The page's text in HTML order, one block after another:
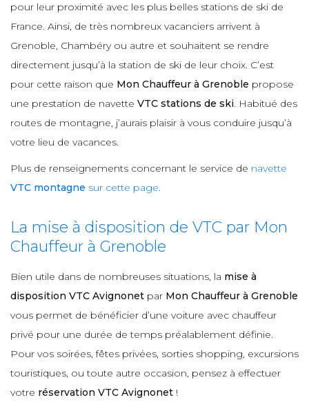
pour leur proximité avec les plus belles stations de ski de
France. Ainsi, de très nombreux vacanciers arrivent à
Grenoble, Chambéry ou autre et souhaitent se rendre
directement jusqu’à la station de ski de leur choix. C’est
pour cette raison que Mon Chauffeur à Grenoble propose
une prestation de navette VTC stations de ski. Habitué des
routes de montagne, j’aurais plaisir à vous conduire jusqu’à
votre lieu de vacances.
Plus de renseignements concernant le service de navette
VTC montagne sur cette page.
La mise à disposition de VTC par Mon
Chauffeur à Grenoble
Bien utile dans de nombreuses situations, la mise à
disposition VTC Avignonet par Mon Chauffeur à Grenoble
vous permet de bénéficier d’une voiture avec chauffeur
privé pour une durée de temps préalablement définie.
Pour vos soirées, fêtes privées, sorties shopping, excursions
touristiques, ou toute autre occasion, pensez à effectuer
votre réservation VTC Avignonet !